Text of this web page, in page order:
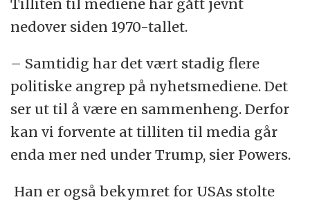
Tilliten til mediene har gått jevnt
nedover siden 1970-tallet.
– Samtidig har det vært stadig flere
politiske angrep på nyhetsmediene. Det
ser ut til å være en sammenheng. Derfor
kan vi forvente at tilliten til media går
enda mer ned under Trump, sier Powers.
Han er også bekymret for USAs stolte